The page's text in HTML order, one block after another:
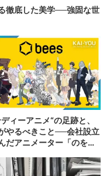
徹底した美学──強固な世
ィーアニメ“の足跡と、
やるべきこと──会社設立
だアニメーター「のを